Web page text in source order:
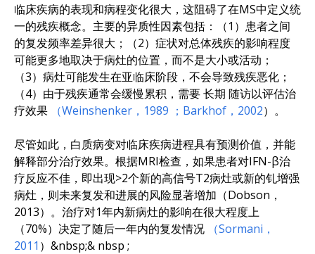
临床疾病的表现和病程变化很大，这阻碍了在MS中定义统
一的残疾概念。主要的异质性因素包括：（1）患者之间
的复发频率差异很大；（2）症状对总体残疾的影响程度
可能更多地取决于病灶的位置，而不是大小或活动；
（3）病灶可能发生在亚临床阶段，不会导致残疾恶化；
（4）由于残疾通常会缓慢累积，需要长期 随访以评估治
疗效果
（Weinshenker，1989 ；Barkhof，2002）。
尽管如此，白质病变对临床疾病进程具有预测价值，并能
解释部分治疗效果。根据MRI检查，如果患者对IFN-β治
疗反应不佳，即出现>2个新的高信号T2病灶或新的钆增强
病灶，则未来复发和进展的风险显著增加（Dobson，
2013）。治疗对1年内新病灶的影响在很大程度上
（70%）决定了随后一年内的复发情况
（Sormani，
2011 ） &nbsp;& nbsp ;